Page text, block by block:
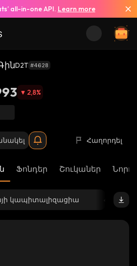
all-in-one API. Learn more
D2T #4628
2,8%
Հաղորդել
Ֆոնդեր Շուկաներ
կապիտալիզացիա